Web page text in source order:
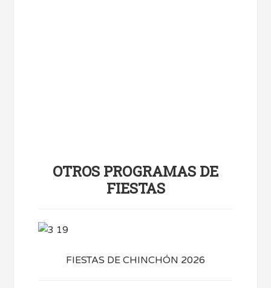
OTROS PROGRAMAS DE
FIESTAS
FIESTAS DE CHINCHÓN 2026